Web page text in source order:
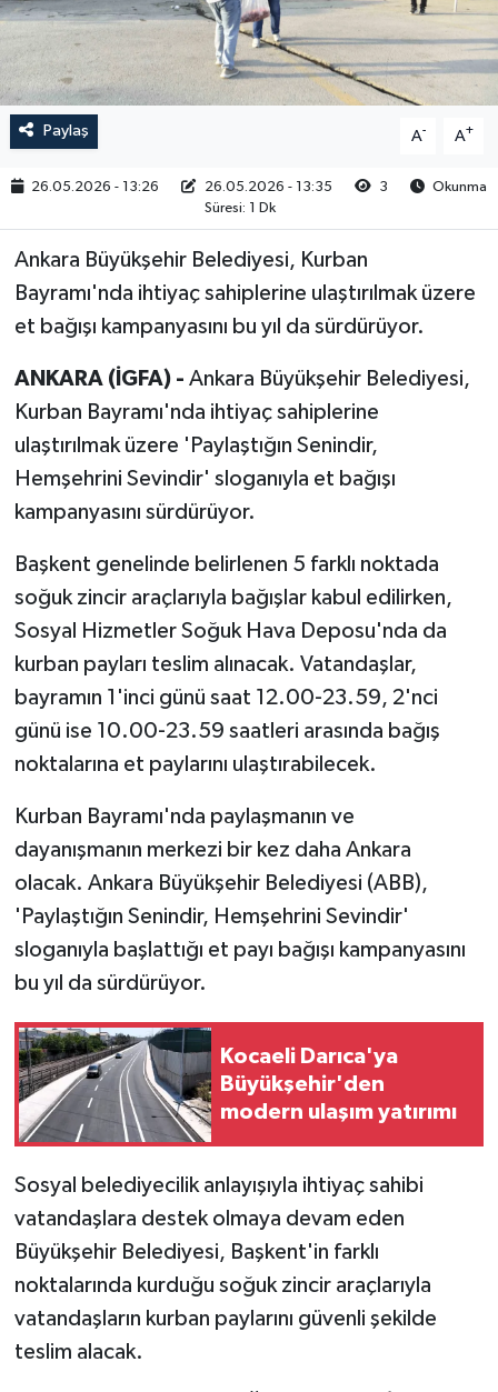
Paylaş A- A+
26.05.2026 - 13:26 26.05.2026 - 13:35 3
Okunma
Süresi: 1 Dk
Ankara Büyükşehir Belediyesi, Kurban
Bayramı'nda ihtiyaç sahiplerine ulaştırılmak üzere
et bağışı kampanyasını bu yıl da sürdürüyor.
ANKARA (İGFA) - Ankara Büyükşehir Belediyesi,
Kurban Bayramı'nda ihtiyaç sahiplerine
ulaştırılmak üzere 'Paylaştığın Senindir,
Hemşehrini Sevindir' sloganıyla et bağışı
kampanyasını sürdürüyor.
Başkent genelinde belirlenen 5 farklı noktada
soğuk zincir araçlarıyla bağışlar kabul edilirken,
Sosyal Hizmetler Soğuk Hava Deposu'nda da
kurban payları teslim alınacak. Vatandaşlar,
bayramın 1'inci günü saat 12.00-23.59, 2'nci
günü ise 10.00-23.59 saatleri arasında bağış
noktalarına et paylarını ulaştırabilecek.
Kurban Bayramı'nda paylaşmanın ve
dayanışmanın merkezi bir kez daha Ankara
olacak. Ankara Büyükşehir Belediyesi (ABB),
'Paylaştığın Senindir, Hemşehrini Sevindir'
sloganıyla başlattığı et payı bağışı kampanyasını
bu yıl da sürdürüyor.
Kocaeli Darıca'ya
Büyükşehir'den
modern ulaşım yatırımı
Sosyal belediyecilik anlayışıyla ihtiyaç sahibi
vatandaşlara destek olmaya devam eden
Büyükşehir Belediyesi, Başkent'in farklı
noktalarında kurduğu soğuk zincir araçlarıyla
vatandaşların kurban paylarını güvenli şekilde
teslim alacak.
RESMİ İLAN